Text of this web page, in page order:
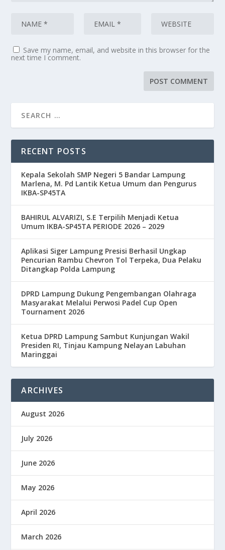
Save my name, email, and website in this browser for the
next time I comment.
RECENT POSTS
Kepala Sekolah SMP Negeri 5 Bandar Lampung
Marlena, M. Pd Lantik Ketua Umum dan Pengurus
IKBA-SP45TA
BAHIRUL ALVARIZI, S.E Terpilih Menjadi Ketua
Umum IKBA-SP45TA PERIODE 2026 – 2029
Aplikasi Siger Lampung Presisi Berhasil Ungkap
Pencurian Rambu Chevron Tol Terpeka, Dua Pelaku
Ditangkap Polda Lampung
DPRD Lampung Dukung Pengembangan Olahraga
Masyarakat Melalui Perwosi Padel Cup Open
Tournament 2026
Ketua DPRD Lampung Sambut Kunjungan Wakil
Presiden RI, Tinjau Kampung Nelayan Labuhan
Maringgai
ARCHIVES
August 2026
July 2026
June 2026
May 2026
April 2026
March 2026